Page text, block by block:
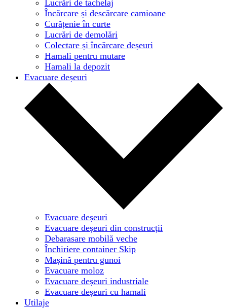
Lucrări de tachelaj
Încărcare și descărcare camioane
Curățenie în curte
Lucrări de demolări
Colectare și încărcare deșeuri
Hamali pentru mutare
Hamali la depozit
Evacuare deșeuri
Evacuare deșeuri
Evacuare deșeuri din construcții
Debarasare mobilă veche
Închiriere container Skip
Mașină pentru gunoi
Evacuare moloz
Evacuare deșeuri industriale
Evacuare deșeuri cu hamali
Utilaje